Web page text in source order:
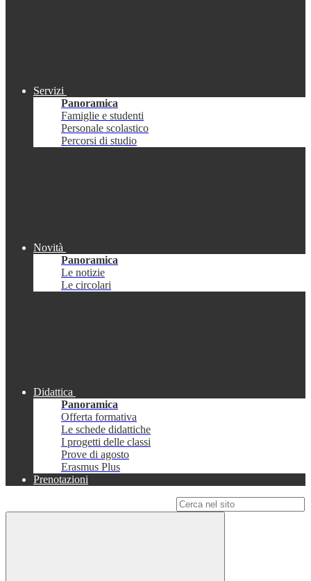
Servizi
Panoramica
Famiglie e studenti
Personale scolastico
Percorsi di studio
Novità
Panoramica
Le notizie
Le circolari
Didattica
Panoramica
Offerta formativa
Le schede didattiche
I progetti delle classi
Prove di agosto
Erasmus Plus
Prenotazioni